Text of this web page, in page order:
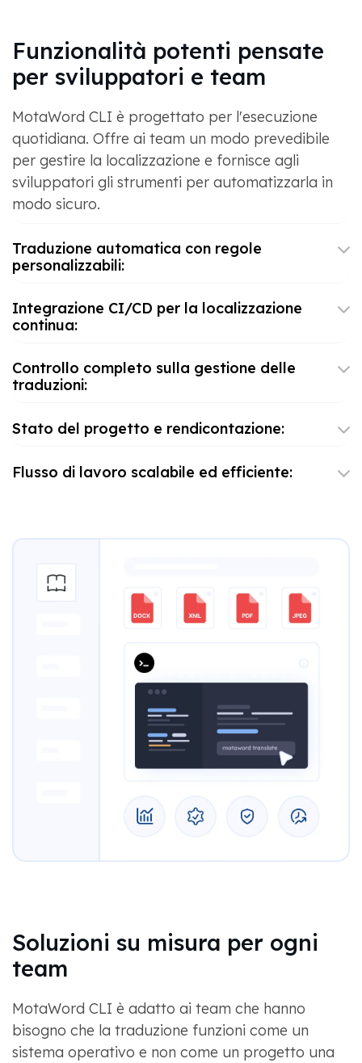
Funzionalità potenti pensate
per sviluppatori e team
MotaWord CLI è progettato per l'esecuzione
quotidiana. Offre ai team un modo prevedibile
per gestire la localizzazione e fornisce agli
sviluppatori gli strumenti per automatizzarla in
modo sicuro.
Traduzione automatica con regole
personalizzabili:
Integrazione CI/CD per la localizzazione
continua:
Controllo completo sulla gestione delle
traduzioni:
Stato del progetto e rendicontazione:
Flusso di lavoro scalabile ed efficiente:
Soluzioni su misura per ogni
team
MotaWord CLI è adatto ai team che hanno
bisogno che la traduzione funzioni come un
sistema operativo e non come un progetto una